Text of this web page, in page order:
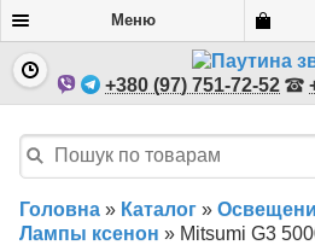
Меню
+380 (97) 751-72-52
Головна » Каталог »
Лампы ксенон » Mitsumi G3